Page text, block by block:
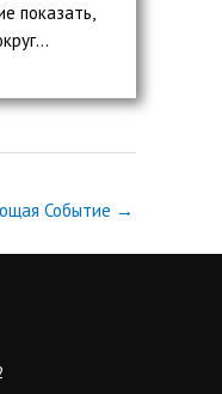
показать,
Событие →